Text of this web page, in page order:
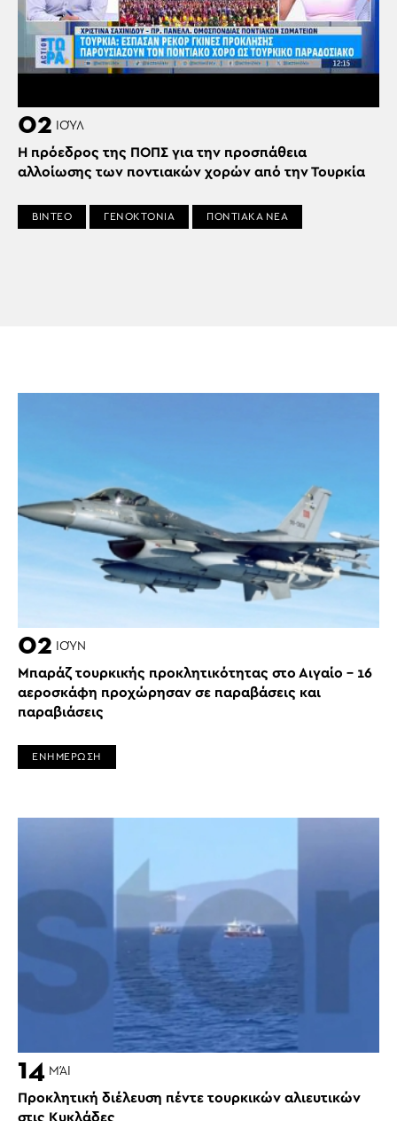
02 ΙΟΎΛ
Η πρόεδρος της ΠΟΠΣ για την προσπάθεια
αλλοίωσης των ποντιακών χορών από την Τουρκία
ΒΙΝΤΕΟ ΓΕΝΟΚΤΟΝΙΑ ΠΟΝΤΙΑΚΑ ΝΕΑ
02 ΙΟΎΝ
Μπαράζ τουρκικής προκλητικότητας στο Αιγαίο – 16
αεροσκάφη προχώρησαν σε παραβάσεις και
παραβιάσεις
ΕΝΗΜΕΡΩΣΗ
14 ΜΆΙ
Προκλητική διέλευση πέντε τουρκικών αλιευτικών
στις Κυκλάδες